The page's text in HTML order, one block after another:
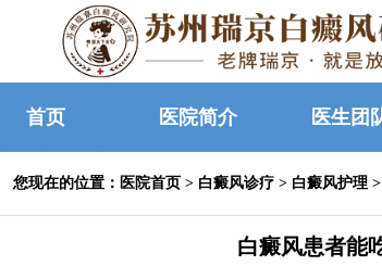
首页 医院简介 医生团
您现在的位置： 医院首页 > 白癜风诊疗 > 白癜风护理 >
白癜风患者能